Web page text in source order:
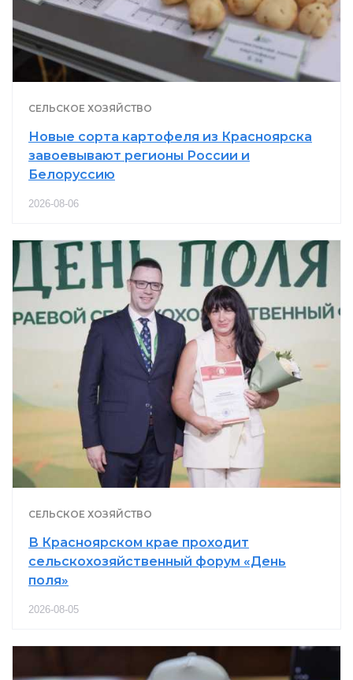
СЕЛЬСКОЕ ХОЗЯЙСТВО
Новые сорта картофеля из Красноярска
завоевывают регионы России и
Белоруссию
2026-08-06
СЕЛЬСКОЕ ХОЗЯЙСТВО
В Красноярском крае проходит
сельскохозяйственный форум «День
поля»
2026-08-05